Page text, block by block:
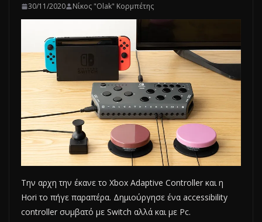
30/11/2020 Νίκος "Olak" Κορμπέτης
Την αρχη την έκανε το Xbox Adaptive Controller και η
Hori το πήγε παραπέρα. Δημιούργησε ένα accessibility
controller συμβατό με Switch αλλά και με Pc.